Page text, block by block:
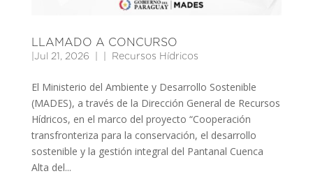
LLAMADO A CONCURSO
Jul 21, 2026 Recursos Hídricos
El Ministerio del Ambiente y Desarrollo Sostenible
(MADES), a través de la Dirección General de Recursos
Hídricos, en el marco del proyecto “Cooperación
transfronteriza para la conservación, el desarrollo
sostenible y la gestión integral del Pantanal Cuenca
Alta del...